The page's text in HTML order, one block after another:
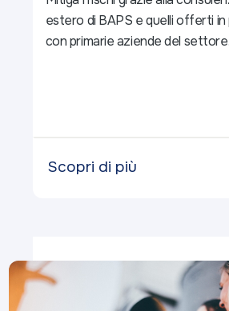
estero di BAPS e quelli offerti
con primarie aziende del settore.
Scopri di più